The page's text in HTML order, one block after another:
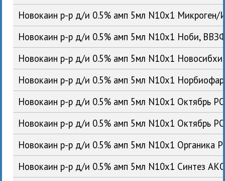
Новокаин р-р д/и 0.5% амп 5мл N10x1
Новокаин р-р д/и 0.5% амп 5мл N10x1 Ноби,
Новокаин р-р д/и 0.5% амп 5мл N10x1
Новокаин р-р д/и 0.5% амп 5мл N10x1
Новокаин р-р д/и 0.5% амп 5мл N10x1 Октябрь
Новокаин р-р д/и 0.5% амп 5мл N10x1 Октябрь
Новокаин р-р д/и 0.5% амп 5мл N10x1 Органика
Новокаин р-р д/и 0.5% амп 5мл N10x1 Синтез